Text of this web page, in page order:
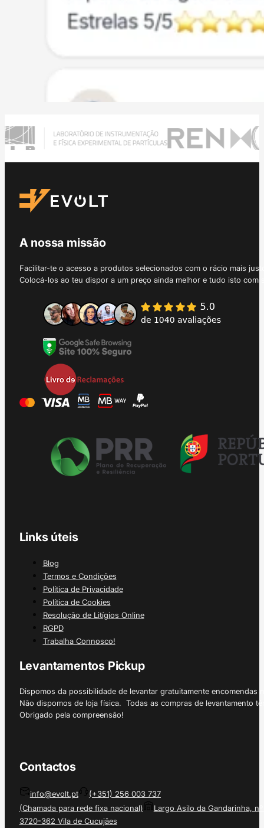
A nossa missão
Facilitar-te o acesso a produtos selecionados com o rácio mais
Colocá-los ao teu dispor a um preço ainda melhor e tudo isto
Links úteis
Blog
Termos e Condições
Política de Privacidade
Política de Cookies
Resolução de Litígios Online
RGPD
Trabalha Connosco!
Levantamentos Pickup
Dispomos da possibilidade de levantar gratuitamente
Não dispomos de loja física. Todas as compras de levantamento
Obrigado pela compreensão!
Contactos
info@evolt.pt
(+351) 256 003 737
(Chamada para rede fixa nacional)
Largo Asilo da Gandarinha, nº
3720-362 Vila de Cucujães